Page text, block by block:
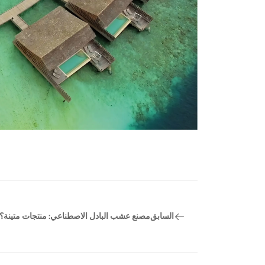
السابقمصنع عشب البادل الاصطناعي: منتجات متينة؟